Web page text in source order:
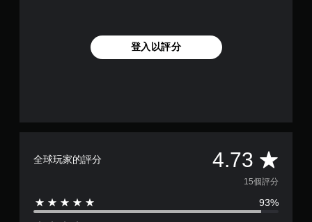
登入以評分
全球玩家的評分 4.73 平
均
評
15個評分
93%